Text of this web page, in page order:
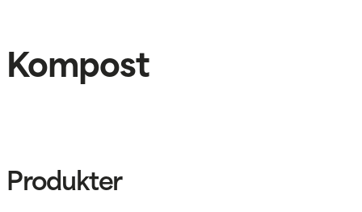
Kompost
Produkter